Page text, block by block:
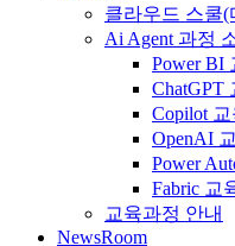
클라우드 스쿨(
Ai Agent 과정
Power BI
ChatGPT
Copilot 교
OpenAI
Power
Fabric 교
교육과정 안내
NewsRoom